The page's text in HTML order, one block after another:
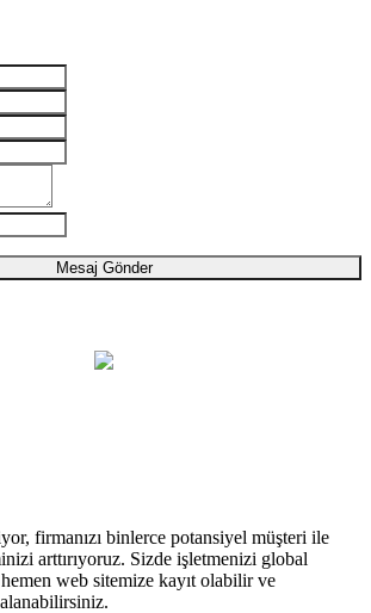
Mesaj Gönder
firmanızı binlerce potansiyel müşteri ile
arttırıyoruz. Sizde işletmenizi global
web sitemize kayıt olabilir ve